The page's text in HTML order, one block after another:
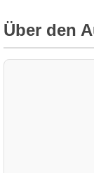
Über den